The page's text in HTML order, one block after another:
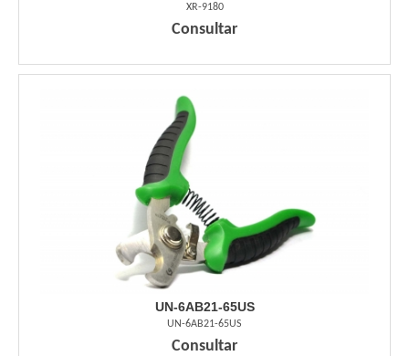
XR-9180
Consultar
UN-6AB21-65US
UN-6AB21-65US
Consultar